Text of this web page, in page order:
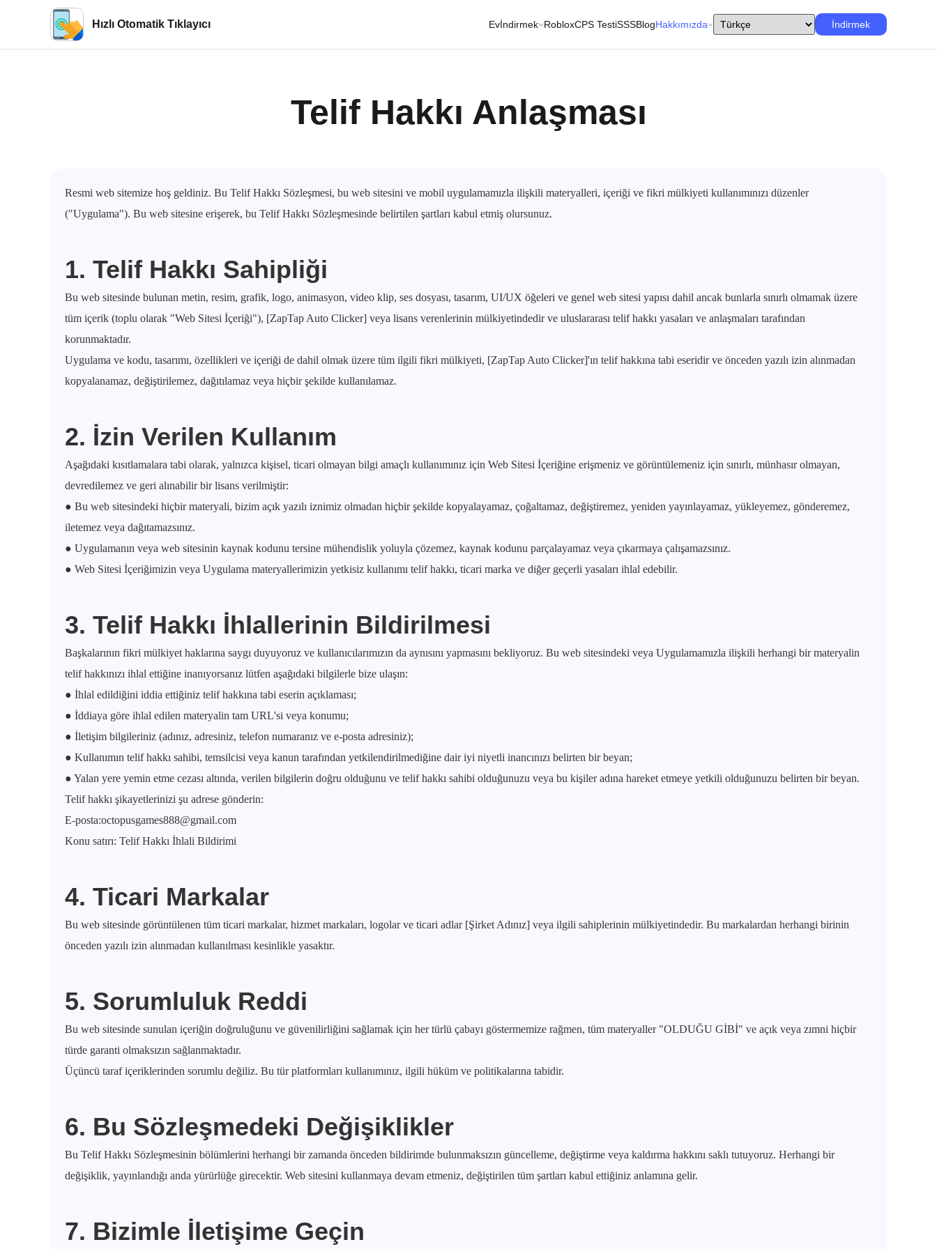
Hızlı Otomatik Tıklayıcı Evİndirmek RobloxCPS TestiSSSBlogHakkımızda İndirmek
Telif Hakkı Anlaşması
Resmi web sitemize hoş geldiniz. Bu Telif Hakkı Sözleşmesi, bu web sitesini ve mobil uygulamamızla ilişkili materyalleri, içeriği ve fikri mülkiyeti kullanımınızı düzenler
("Uygulama"). Bu web sitesine erişerek, bu Telif Hakkı Sözleşmesinde belirtilen şartları kabul etmiş olursunuz.
1. Telif Hakkı Sahipliği
Bu web sitesinde bulunan metin, resim, grafik, logo, animasyon, video klip, ses dosyası, tasarım, UI/UX öğeleri ve genel web sitesi yapısı dahil ancak bunlarla sınırlı olmamak üzere
tüm içerik (toplu olarak "Web Sitesi İçeriği"), [ZapTap Auto Clicker] veya lisans verenlerinin mülkiyetindedir ve uluslararası telif hakkı yasaları ve anlaşmaları tarafından
korunmaktadır.
Uygulama ve kodu, tasarımı, özellikleri ve içeriği de dahil olmak üzere tüm ilgili fikri mülkiyeti, [ZapTap Auto Clicker]'ın telif hakkına tabi eseridir ve önceden yazılı izin alınmadan
kopyalanamaz, değiştirilemez, dağıtılamaz veya hiçbir şekilde kullanılamaz.
2. İzin Verilen Kullanım
Aşağıdaki kısıtlamalara tabi olarak, yalnızca kişisel, ticari olmayan bilgi amaçlı kullanımınız için Web Sitesi İçeriğine erişmeniz ve görüntülemeniz için sınırlı, münhasır olmayan,
devredilemez ve geri alınabilir bir lisans verilmiştir:
● Bu web sitesindeki hiçbir materyali, bizim açık yazılı iznimiz olmadan hiçbir şekilde kopyalayamaz, çoğaltamaz, değiştiremez, yeniden yayınlayamaz, yükleyemez, gönderemez,
iletemez veya dağıtamazsınız.
● Uygulamanın veya web sitesinin kaynak kodunu tersine mühendislik yoluyla çözemez, kaynak kodunu parçalayamaz veya çıkarmaya çalışamazsınız.
● Web Sitesi İçeriğimizin veya Uygulama materyallerimizin yetkisiz kullanımı telif hakkı, ticari marka ve diğer geçerli yasaları ihlal edebilir.
3. Telif Hakkı İhlallerinin Bildirilmesi
Başkalarının fikri mülkiyet haklarına saygı duyuyoruz ve kullanıcılarımızın da aynısını yapmasını bekliyoruz. Bu web sitesindeki veya Uygulamamızla ilişkili herhangi bir materyalin
telif hakkınızı ihlal ettiğine inanıyorsanız lütfen aşağıdaki bilgilerle bize ulaşın:
● İhlal edildiğini iddia ettiğiniz telif hakkına tabi eserin açıklaması;
● İddiaya göre ihlal edilen materyalin tam URL'si veya konumu;
● İletişim bilgileriniz (adınız, adresiniz, telefon numaranız ve e-posta adresiniz);
● Kullanımın telif hakkı sahibi, temsilcisi veya kanun tarafından yetkilendirilmediğine dair iyi niyetli inancınızı belirten bir beyan;
● Yalan yere yemin etme cezası altında, verilen bilgilerin doğru olduğunu ve telif hakkı sahibi olduğunuzu veya bu kişiler adına hareket etmeye yetkili olduğunuzu belirten bir beyan.
Telif hakkı şikayetlerinizi şu adrese gönderin:
E-posta:octopusgames888@gmail.com
Konu satırı: Telif Hakkı İhlali Bildirimi
4. Ticari Markalar
Bu web sitesinde görüntülenen tüm ticari markalar, hizmet markaları, logolar ve ticari adlar [Şirket Adınız] veya ilgili sahiplerinin mülkiyetindedir. Bu markalardan herhangi birinin
önceden yazılı izin alınmadan kullanılması kesinlikle yasaktır.
5. Sorumluluk Reddi
Bu web sitesinde sunulan içeriğin doğruluğunu ve güvenilirliğini sağlamak için her türlü çabayı göstermemize rağmen, tüm materyaller "OLDUĞU GİBİ" ve açık veya zımni hiçbir
türde garanti olmaksızın sağlanmaktadır.
Üçüncü taraf içeriklerinden sorumlu değiliz. Bu tür platformları kullanımınız, ilgili hüküm ve politikalarına tabidir.
6. Bu Sözleşmedeki Değişiklikler
Bu Telif Hakkı Sözleşmesinin bölümlerini herhangi bir zamanda önceden bildirimde bulunmaksızın güncelleme, değiştirme veya kaldırma hakkını saklı tutuyoruz. Herhangi bir
değişiklik, yayınlandığı anda yürürlüğe girecektir. Web sitesini kullanmaya devam etmeniz, değiştirilen tüm şartları kabul ettiğiniz anlamına gelir.
7. Bizimle İletişime Geçin